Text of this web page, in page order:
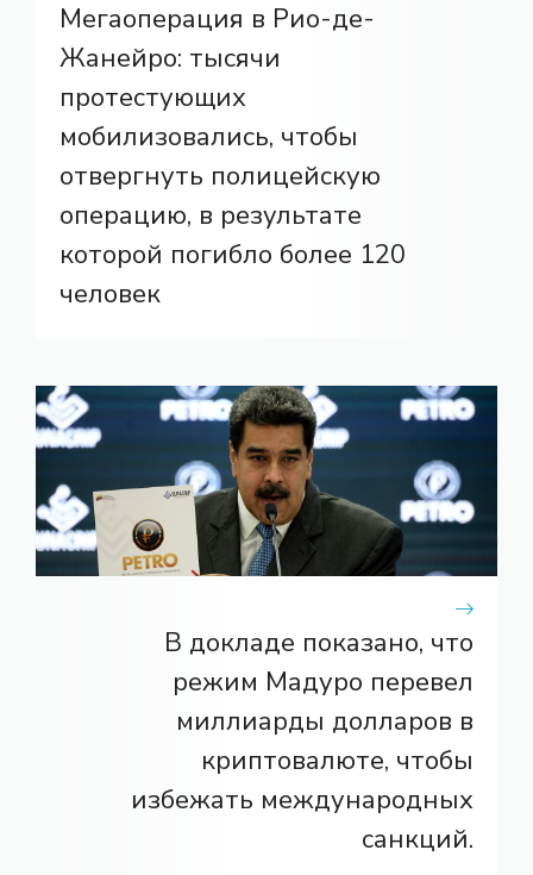
Мегаоперация в Рио-де-
Жанейро: тысячи
протестующих
мобилизовались, чтобы
отвергнуть полицейскую
операцию, в результате
которой погибло более 120
человек
В докладе показано, что
режим Мадуро перевел
миллиарды долларов в
криптовалюте, чтобы
избежать международных
санкций.